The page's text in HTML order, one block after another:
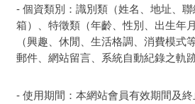
- 個資類別：識別類（姓名、地址、
箱）、特徵類（年齡、性別、出生年
（興趣、休閒、生活格調、消費模式
郵件、網站留言、系統自動紀錄之軌跡
- 使用期間：本網站會員有效期間及